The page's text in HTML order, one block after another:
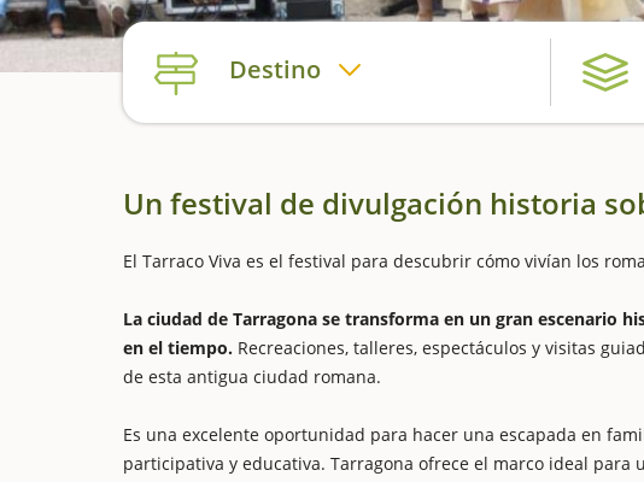
Destino
Un festival de divulgación historia
El Tarraco Viva es el festival para descubrir cómo vivían los
La ciudad de Tarragona se transforma en un gran escenario
en el tiempo. Recreaciones, talleres, espectáculos y visitas
de esta antigua ciudad romana.
Es una excelente oportunidad para hacer una escapada en
participativa y educativa. Tarragona ofrece el marco ideal